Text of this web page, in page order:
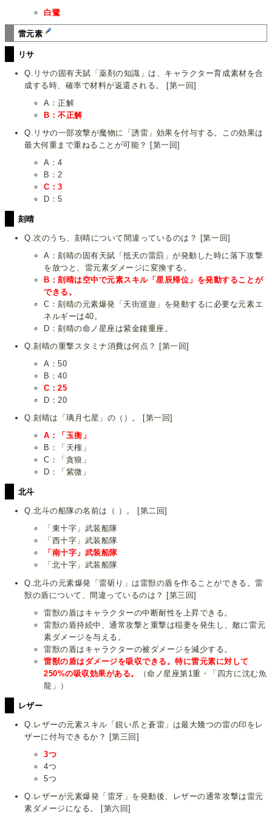
白鷺
雷元素
リサ
Q.リサの固有天賦「薬剤の知識」は、キャラクター育成素材を合
成する時、確率で材料が返還される。 [第一回]
A：正解
B：不正解
Q.リサの一部攻撃が魔物に「誘雷」効果を付与する。この効果は
最大何重まで重ねることが可能？ [第一回]
A：4
B：2
C：3
D：5
刻晴
Q.次のうち、刻晴について間違っているのは？ [第一回]
A：刻晴の固有天賦「抵天の雷罰」が発動した時に落下攻撃
を放つと、雷元素ダメージに変換する。
B：刻晴は空中で元素スキル「星辰帰位」を発動することが
できる。
C：刻晴の元素爆発「天街巡遊」を発動するに必要な元素エ
ネルギーは40。
D：刻晴の命ノ星座は紫金鐘重座。
Q.刻晴の重撃スタミナ消費は何点？ [第一回]
A：50
B：40
C：25
D：20
Q.刻晴は「璃月七星」の（）。 [第一回]
A：「玉衡」
B：「天権」
C：「貪狼」
D：「紫微」
北斗
Q.北斗の船隊の名前は（ ）。 [第二回]
「東十字」武装船隊
「西十字」武装船隊
「南十字」武装船隊
「北十字」武装船隊
Q.北斗の元素爆発「雷斫り」は雷獣の盾を作ることができる。雷
獣の盾について、間違っているのは？ [第三回]
雷獣の盾はキャラクターの中断耐性を上昇できる。
雷獣の盾持続中、通常攻撃と重撃は稲妻を発生し、敵に雷元
素ダメージを与える。
雷獣の盾はキャラクターの被ダメージを減少する。
雷獣の盾はダメージを吸収できる。特に雷元素に対して
250%の吸収効果がある。
（命ノ星座第1重・「四方に沈む魚
龍」）
レザー
Q.レザーの元素スキル「鋭い爪と蒼雷」は最大幾つの雷の印をレ
ザーに付与できるか？ [第三回]
3つ
4つ
5つ
Q.レザーが元素爆発「雷牙」を発動後、レザーの通常攻撃は雷元
素ダメージになる。 [第六回]